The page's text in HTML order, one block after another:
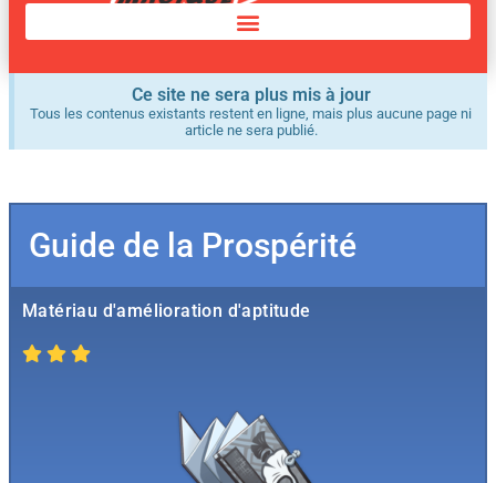
Ce site ne sera plus mis à jour
Tous les contenus existants restent en ligne, mais plus aucune page ni
article ne sera publié.
Guide de la Prospérité
Matériau d'amélioration d'aptitude